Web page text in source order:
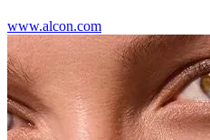
www.alcon.com